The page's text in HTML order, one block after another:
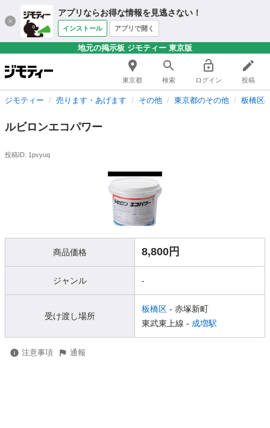
アプリならお得な情報を見逃さない！
インストール アプリで開く
地元の掲示板 ジモティー 東京版
東京都 検索 ログイン 投稿
ジモティー 売ります・あげます その他 東京都のその他 板橋区
ルビロンエコパワー
投稿ID: 1pvyuq
商品価格 8,800円
ジャンル -
受け渡し場所
板橋区 - 赤塚新町
東武東上線 - 成増駅
注意事項 通報